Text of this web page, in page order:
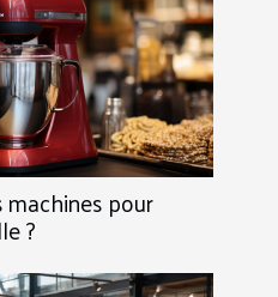
pour
?